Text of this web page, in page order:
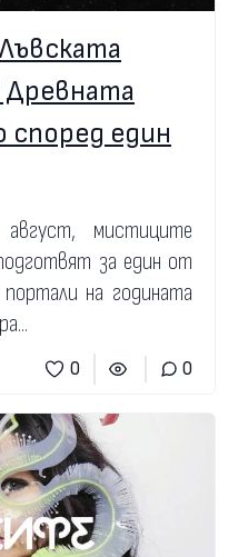
Древната
според един
мистиците
за един от
на годината
0 0